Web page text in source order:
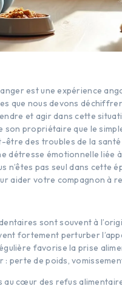
est une expérience
que nous devons
et agir dans cette
propriétaire que le
être des troubles de la
détresse émotionnelle liée
n’êtes pas seul dans cette
aider votre compagnon à
sont souvent à
fortement perturber
favorise la prise
: perte de poids,
au cœur des refus